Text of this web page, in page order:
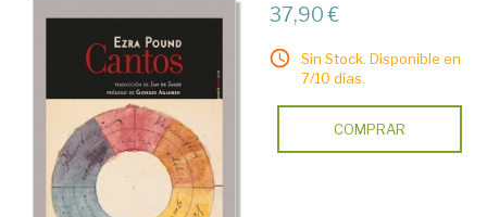
37,90 €
Sin Stock. Disponible en
7/10 días.
COMPRAR